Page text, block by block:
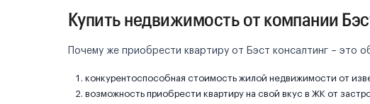
Купить недвижимость от компании
Почему же приобрести квартиру от Бэст консалтинг – это
конкурентоспособная стоимость жилой недвижимости от
возможность приобрести квартиру на свой вкус в ЖК от